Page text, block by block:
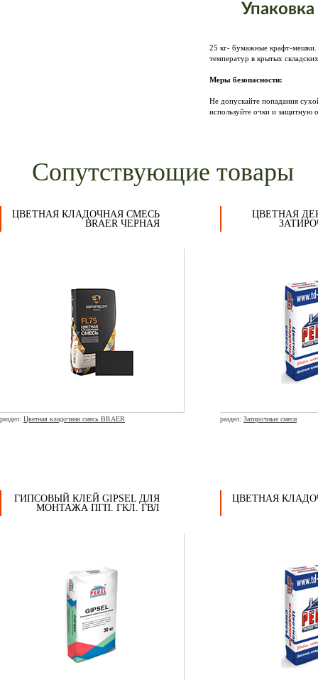
25 кг- бумажные крафт-мешки.
температур в крытых
Меры безопасности:
Не допускайте попадания
используйте очки и защитную
Сопутствующие товары
ЦВЕТНАЯ КЛАДОЧНАЯ СМЕСЬ
BRAER ЧЕРНАЯ
раздел: Цветная кладочная смесь BRAER
ЦВЕТНАЯ
раздел: Затирочные смеси
ГИПСОВЫЙ КЛЕЙ GIPSEL ДЛЯ
МОНТАЖА ПГП. ГКЛ. ГВЛ
ЦВЕТНАЯ